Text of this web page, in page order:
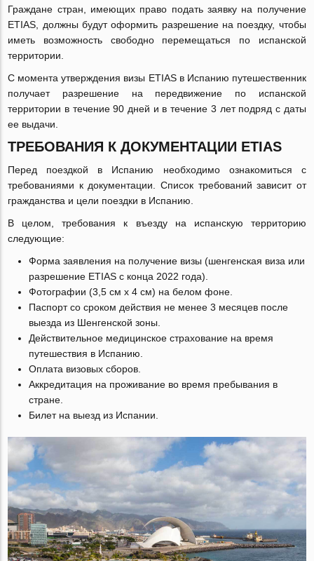
Граждане стран, имеющих право подать заявку на получение
ETIAS, должны будут оформить разрешение на поездку, чтобы
иметь возможность свободно перемещаться по испанской
территории.
С момента утверждения визы ETIAS в Испанию путешественник
получает разрешение на передвижение по испанской
территории в течение 90 дней и в течение 3 лет подряд с даты
ее выдачи.
ТРЕБОВАНИЯ К ДОКУМЕНТАЦИИ ETIAS
Перед поездкой в Испанию необходимо ознакомиться с
требованиями к документации. Список требований зависит от
гражданства и цели поездки в Испанию.
В целом, требования к въезду на испанскую территорию
следующие:
Форма заявления на получение визы (шенгенская виза или
разрешение ETIAS с конца 2022 года).
Фотографии (3,5 см x 4 см) на белом фоне.
Паспорт со сроком действия не менее 3 месяцев после
выезда из Шенгенской зоны.
Действительное медицинское страхование на время
путешествия в Испанию.
Оплата визовых сборов.
Аккредитация на проживание во время пребывания в
стране.
Билет на выезд из Испании.